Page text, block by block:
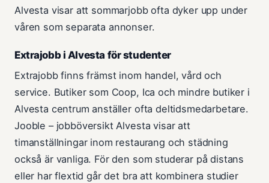
Alvesta visar att sommarjobb ofta dyker upp under
våren som separata annonser.
Extrajobb i Alvesta för studenter
Extrajobb finns främst inom handel, vård och
service. Butiker som Coop, Ica och mindre butiker i
Alvesta centrum anställer ofta deltidsmedarbetare.
Jooble – jobböversikt Alvesta visar att
timanställningar inom restaurang och städning
också är vanliga. För den som studerar på distans
eller har flextid går det bra att kombinera studier